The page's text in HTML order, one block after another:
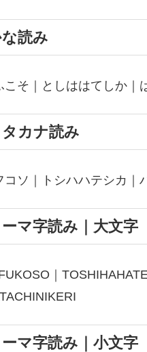
読み
こそ｜としははてしか｜
カナ読み
コソ｜トシハハテシカ｜
ーマ字読み｜大文字
｜
ーマ字読み｜小文字